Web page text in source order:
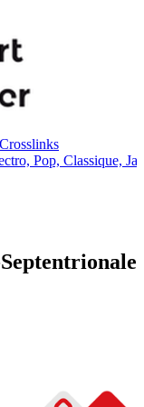
Pop, Classique,